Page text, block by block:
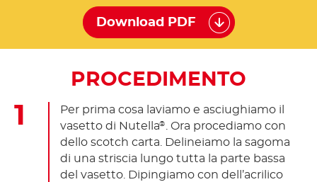
Download PDF
PROCEDIMENTO
Per prima cosa laviamo e asciughiamo il
vasetto di Nutella®
. Ora procediamo con
dello scotch carta. Delineiamo la sagoma
di una striscia lungo tutta la parte bassa
del vasetto. Dipingiamo con dell’acrilico